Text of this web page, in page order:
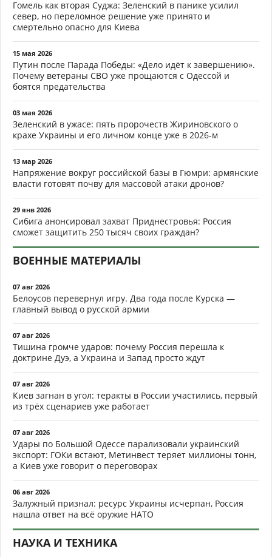
Гомель как вторая Суджа: Зеленский в панике усилил
север, но переломное решение уже принято и
смертельно опасно для Киева
15 мая 2026
Путин после Парада Победы: «Дело идёт к завершению».
Почему ветераны СВО уже прощаются с Одессой и
боятся предательства
03 мая 2026
Зеленский в ужасе: пять пророчеств Жириновского о
крахе Украины и его личном конце уже в 2026-м
13 мар 2026
Напряжение вокруг российской базы в Гюмри: армянские
власти готовят почву для массовой атаки дронов?
29 янв 2026
Сибига анонсировал захват Приднестровья: Россия
сможет защитить 250 тысяч своих граждан?
ВОЕННЫЕ МАТЕРИАЛЫ
07 авг 2026
Белоусов перевернул игру. Два года после Курска —
главный вывод о русской армии
07 авг 2026
Тишина громче ударов: почему Россия перешла к
доктрине Дуэ, а Украина и Запад просто ждут
07 авг 2026
Киев загнан в угол: теракты в России участились, первый
из трёх сценариев уже работает
07 авг 2026
Удары по Большой Одессе парализовали украинский
экспорт: ГОКи встают, Метинвест теряет миллионы тонн,
а Киев уже говорит о переговорах
06 авг 2026
Залужный признал: ресурс Украины исчерпан, Россия
нашла ответ на всё оружие НАТО
НАУКА И ТЕХНИКА